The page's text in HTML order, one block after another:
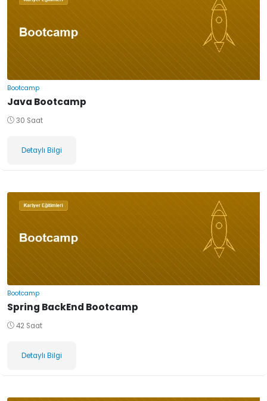
Bootcamp
Java Bootcamp
30 Saat
Detaylı Bilgi
Bootcamp
Spring BackEnd Bootcamp
42 Saat
Detaylı Bilgi